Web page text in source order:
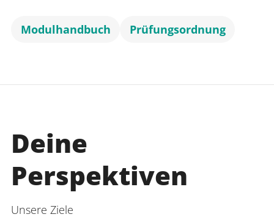
Modulhandbuch Prüfungsordnung
Deine
Perspektiven
Unsere Ziele